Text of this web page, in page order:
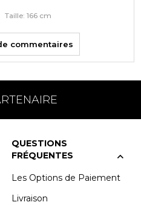
Taille: 166 cm
commentaires
QUESTIONS
FRÉQUENTES
Les Options de Paiement
Livraison